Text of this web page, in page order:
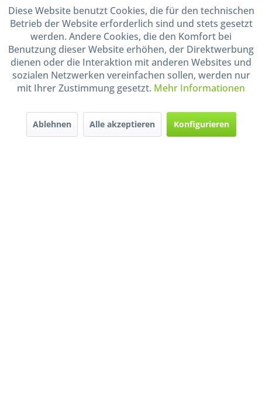
Service Hotline
Shop Service
Informationen
Handel mit BIO-Weinen
durch DE-ÖKO-009
Diese Website benutzt Cookies, die für den technischen
Betrieb der Website erforderlich sind und stets gesetzt
werden. Andere Cookies, die den Komfort bei
Benutzung dieser Website erhöhen, der Direktwerbung
dienen oder die Interaktion mit anderen Websites und
sozialen Netzwerken vereinfachen sollen, werden nur
mit Ihrer Zustimmung gesetzt. Mehr Informationen
Ablehnen Alle akzeptieren Konfigurieren